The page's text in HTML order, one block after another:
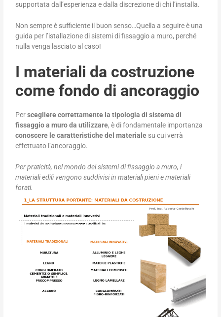
supportata dall’esperienza e dalla discrezione di chi l’installa.
Non sempre è sufficiente il buon senso…Quella a seguire è una
guida per l’istallazione di sistemi di fissaggio a muro, perché
nulla venga lasciato al caso!
I materiali da costruzione
come fondo di ancoraggio
Perscegliere correttamente la tipologia di sistema di
fissaggio a muro da utilizzare, è di fondamentale importanza
conoscere le caratteristiche del materiale su cui verrà
effettuato l’ancoraggio.
Per praticità, nel mondo dei sistemi di fissaggio a muro, i
materiali edili vengono suddivisi in materiali pieni e materiali
forati.